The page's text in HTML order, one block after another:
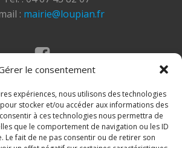
le consentement
expériences, nous utilisons des technologies
stocker et/ou accéder aux informations des
à ces technologies nous permettra de
que le comportement de navigation ou les ID
Le fait de ne pas consentir ou de retirer son
: mairie@loupian.fr